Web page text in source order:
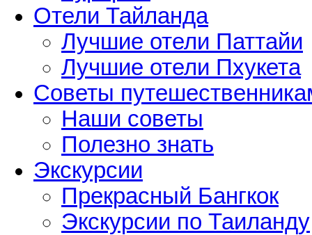
Отели Тайланда
Лучшие отели Паттайи
Лучшие отели Пхукета
Советы
Наши советы
Полезно знать
Экскурсии
Прекрасный Бангкок
Экскурсии по Таиланду